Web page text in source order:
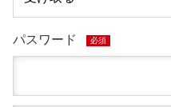
パスワード 必須